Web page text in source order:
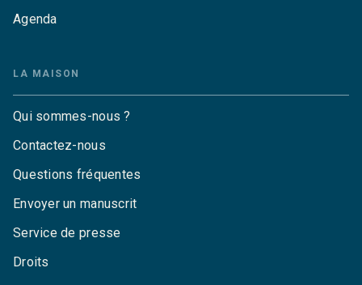
Agenda
LA MAISON
Qui sommes-nous ?
Contactez-nous
Questions fréquentes
Envoyer un manuscrit
Service de presse
Droits